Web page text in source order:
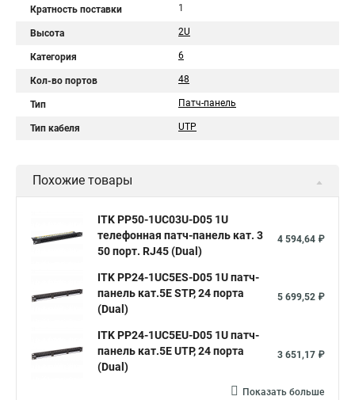
Кратность поставки 1
Высота 2U
Категория 6
Кол-во портов 48
Тип Патч-панель
Тип кабеля UTP
Похожие товары
ITK PP50-1UC03U-D05 1U
телефонная патч-панель кат. 3
50 порт. RJ45 (Dual)
4 594,64 ₽
ITK PP24-1UC5ES-D05 1U патч-
панель кат.5Е STP, 24 порта
(Dual)
5 699,52 ₽
ITK PP24-1UC5EU-D05 1U патч-
панель кат.5Е UTP, 24 порта
(Dual)
3 651,17 ₽
Показать больше